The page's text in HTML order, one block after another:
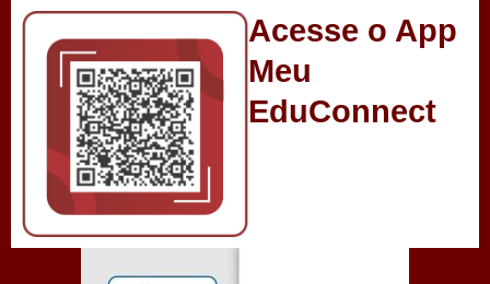
Acesse o App
Meu
EduConnect